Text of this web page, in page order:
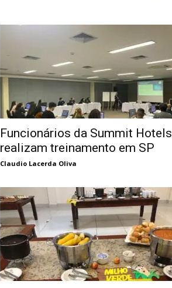
Funcionários da Summit Hotels
realizam treinamento em SP
Claudio Lacerda Oliva